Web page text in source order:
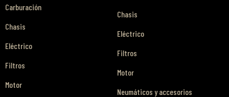
Carburación
Chasis
Eléctrico
Filtros
Motor
Chasis
Eléctrico
Filtros
Motor
Neumáticos y accesorios